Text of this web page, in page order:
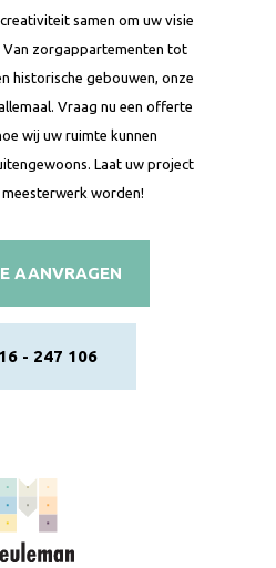
samen om uw visie
Van zorgappartementen tot
historische gebouwen, onze
Vraag nu een offerte
wij uw ruimte kunnen
Laat uw project
worden!
AANVRAGEN
- 247 106